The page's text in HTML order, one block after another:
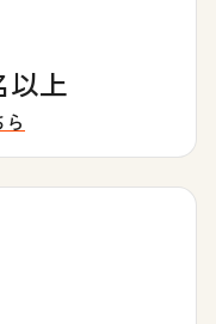
以上